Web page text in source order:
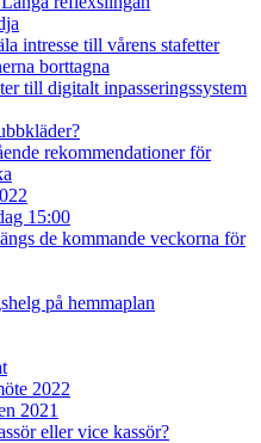
intresse till vårens stafetter
borttagna
till digitalt inpasseringssystem
rekommendationer för
15:00
de kommande veckorna för
på hemmaplan
2022
2021
eller vice kassör?